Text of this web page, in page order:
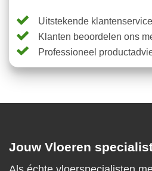
Uitstekende klantenservice
Klanten beoordelen ons
Professioneel
Jouw Vloeren